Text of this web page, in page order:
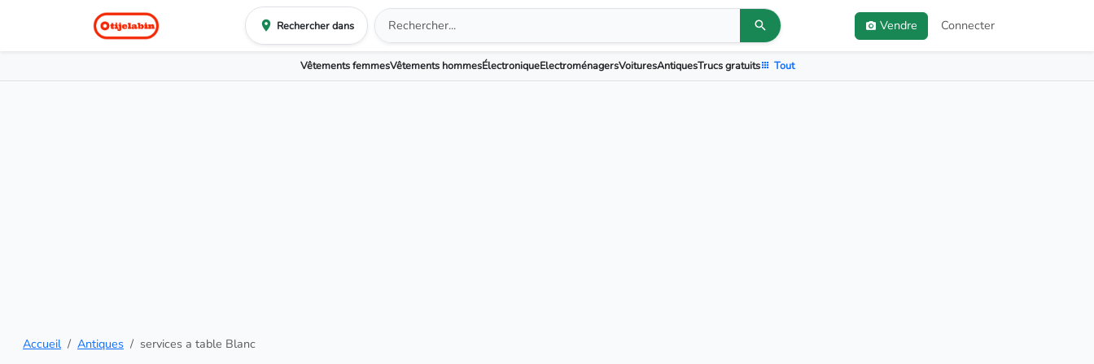
Rechercher dans Vendre Connecter
Vêtements femmesVêtements hommesÉlectroniqueElectroménagersVoituresAntiquesTrucs gratuits Tout
Accueil Antiques services a table Blanc